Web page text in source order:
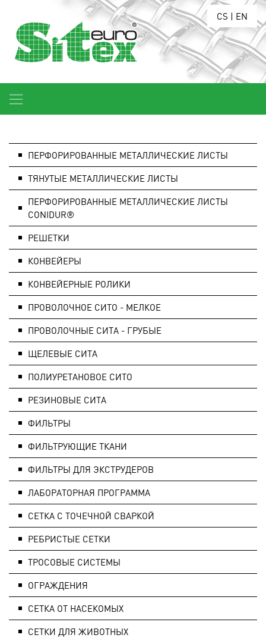
CS | EN
ПЕРФОРИРОВАННЫЕ МЕТАЛЛИЧЕСКИЕ ЛИСТЫ
ТЯНУТЫЕ МЕТАЛЛИЧЕСКИЕ ЛИСТЫ
ПЕРФОРИРОВАННЫЕ МЕТАЛЛИЧЕСКИЕ ЛИСТЫ
CONIDUR®
РЕШЕТКИ
КОНВЕЙЕРЫ
КОНВЕЙЕРНЫЕ РОЛИКИ
ПРОВОЛОЧНОЕ СИТО - МЕЛКОЕ
ПРОВОЛОЧНЫЕ СИТА - ГРУБЫЕ
ЩЕЛЕВЫЕ СИТА
ПОЛИУРЕТАНОВОЕ СИТО
РЕЗИНОВЫЕ СИТА
ФИЛЬТРЫ
ФИЛЬТРУЮЩИЕ ТКАНИ
ФИЛЬТРЫ ДЛЯ ЭКСТРУДЕРОВ
ЛАБОРАТОРНАЯ ПРОГРАММА
СЕТКА С ТОЧЕЧНОЙ СВАРКОЙ
РЕБРИСТЫЕ СЕТКИ
ТРОСОВЫЕ СИСТЕМЫ
ОГРАЖДЕНИЯ
СЕТКА ОТ НАСЕКОМЫХ
СЕТКИ ДЛЯ ЖИВОТНЫХ